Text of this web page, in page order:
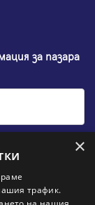
за пазара
×
трафик.